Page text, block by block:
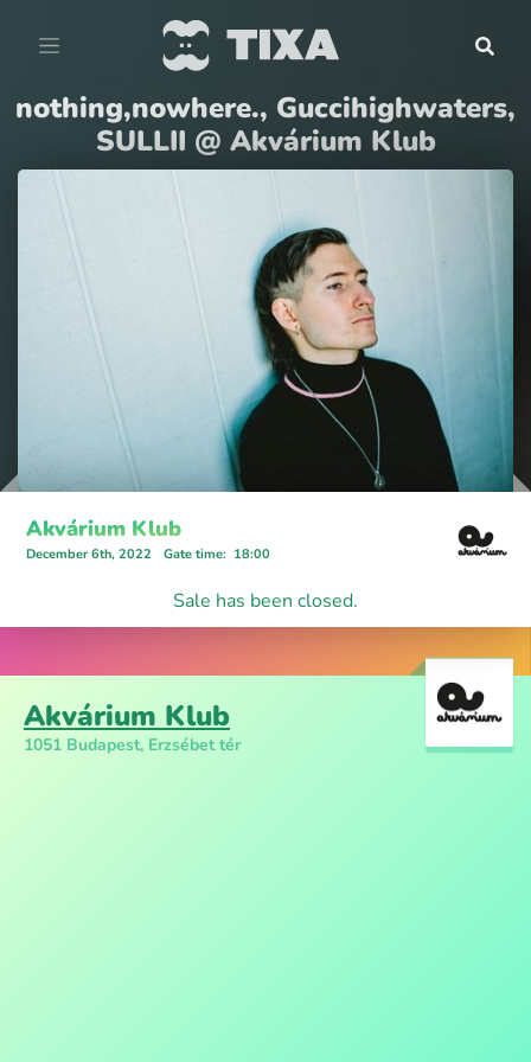
nothing,nowhere., Guccihighwaters,
SULLII @ Akvárium Klub
Akvárium Klub
December 6th, 2022 Gate time: 18:00
Sale has been closed.
Akvárium Klub
1051 Budapest, Erzsébet tér